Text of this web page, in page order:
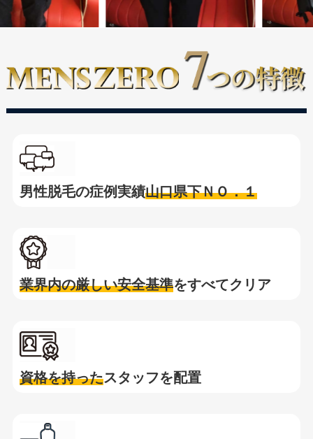
男性脱毛の症例実績山口県下ＮＯ．１
業界内の厳しい安全基準をすべてクリア
資格を持ったスタッフを配置